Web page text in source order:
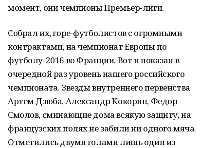
момент, они чемпионы Премьер-лиги.
Собрал их, горе-футболистов с огромными
контрактами, на чемпионат Европы по
футболу-2016 во Франции. Вот и показан в
очередной раз уровень нашего российского
чемпионата. Звезды внутреннего первенства
Артем Дзюба, Александр Кокорин, Федор
Смолов, сминающие дома всякую защиту, на
французских полях не забили ни одного мяча.
Отметились двумя голами лишь один из